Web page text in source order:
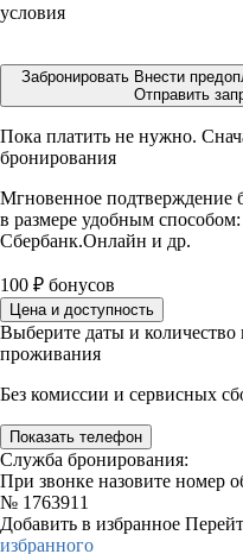
условия
Забронировать Внести
Отправить
Пока платить не нужно.
бронирования
Мгновенное подтверждение
в размере удобным
Сбербанк.Онлайн и др.
100 ₽ бонусов
Цена и доступность
Выберите даты и количество
проживания
Без комиссии и сервисных
Показать телефон
Служба бронирования:
При звонке назовите номер
№ 1763911
Добавить в избранное
избранного